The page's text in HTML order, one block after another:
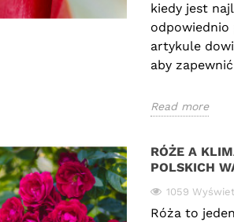
kiedy jest
odpowiednio
artykule
aby
Read more
RÓŻE A
POLSKICH
1059
Róża to